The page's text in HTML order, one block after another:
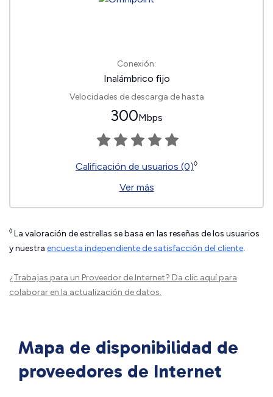
Conexión:
Inalámbrico fijo
Velocidades de descarga de hasta
300Mbps
Calificación de usuarios (0)◊
Ver más
◊ La valoración de estrellas se basa en las reseñas de los usuarios
y nuestra encuesta independiente de satisfacción del cliente.
¿Trabajas para un Proveedor de Internet? Da clic aquípara
colaborar en la actualización de datos.
Mapa de disponibilidad de
proveedores de Internet